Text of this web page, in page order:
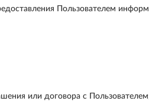
Пользователем
или договора с